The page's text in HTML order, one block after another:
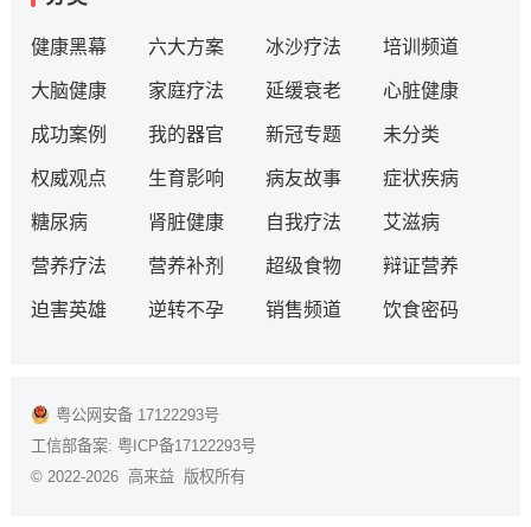
健康黑幕 六大方案 冰沙疗法 培训频道
大脑健康 家庭疗法 延缓衰老 心脏健康
成功案例 我的器官 新冠专题 未分类
权威观点 生育影响 病友故事 症状疾病
糖尿病 肾脏健康 自我疗法 艾滋病
营养疗法 营养补剂 超级食物 辩证营养
迫害英雄 逆转不孕 销售频道 饮食密码
粤公网安备 17122293号
工信部备案: 粤ICP备17122293号
© 2022-2026 高来益 版权所有